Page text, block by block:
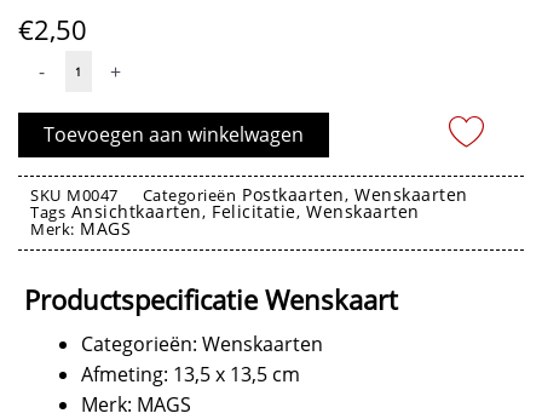
€2,50
-
Wenskaarten
Zeepaardjes
aantal
+
Toevoegen aan winkelwagen
SKU M0047 Categorieën Postkaarten,Wenskaarten
Tags Ansichtkaarten, Felicitatie,Wenskaarten
Merk: MAGS
Productspecificatie Wenskaart
Categorieën: Wenskaarten
Afmeting: 13,5 x 13,5 cm
Merk: MAGS